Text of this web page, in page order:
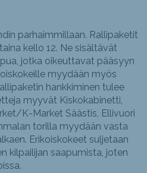
parhaimmillaan. Rallipaketit
kello 12. Ne sisältävät
jotka oikeuttavat pääsyyn
myydään myös
hankkiminen tulee
myyvät Kiskokabinetti,
K-Market Säästis, Ellivuori
torilla myydään vasta
Erikoiskokeet suljetaan
kilpailijan saapumista, joten